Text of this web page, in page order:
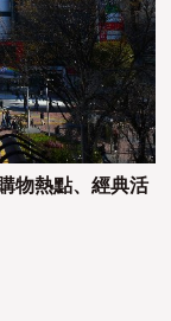
物熱點、經典活